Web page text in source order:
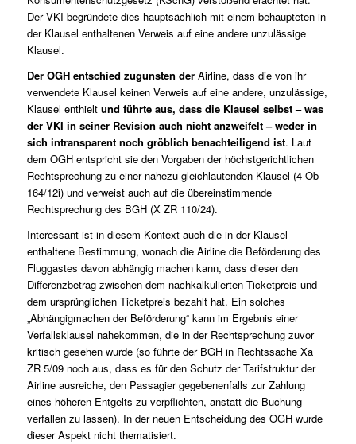
Der VKI begründete dies hauptsächlich mit einem behaupteten in
der Klausel enthaltenen Verweis auf eine andere unzulässige
Klausel.
Der OGH entschied zugunsten derAirline, dass die von ihr
verwendete Klausel keinen Verweis auf eine andere, unzulässige,
Klausel enthielt und führte aus, dass die Klausel selbst – was
der VKI in seiner Revision auch nicht anzweifelt – weder in
sich intransparent noch gröblich benachteiligend ist. Laut
dem OGH entspricht sie den Vorgaben der höchstgerichtlichen
Rechtsprechung zu einer nahezu gleichlautenden Klausel (4 Ob
164/12i) und verweist auch auf die übereinstimmende
Rechtsprechung des BGH (X ZR 110/24).
Interessant ist in diesem Kontext auch die in der Klausel
enthaltene Bestimmung, wonach die Airline die Beförderung des
Fluggastes davon abhängig machen kann, dass dieser den
Differenzbetrag zwischen dem nachkalkulierten Ticketpreis und
dem ursprünglichen Ticketpreis bezahlt hat. Ein solches
„Abhängigmachen der Beförderung“ kann im Ergebnis einer
Verfallsklausel nahekommen, die in der Rechtsprechung zuvor
kritisch gesehen wurde (so führte der BGH in Rechtssache Xa
ZR 5/09noch aus, dass es für den Schutz der Tarifstruktur der
Airline ausreiche, den Passagier gegebenenfalls zur Zahlung
eines höheren Entgelts zu verpflichten, anstatt die Buchung
verfallen zu lassen). In der neuen Entscheidung des OGH wurde
dieser Aspekt nicht thematisiert.